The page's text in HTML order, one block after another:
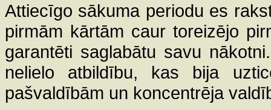
Attiecīgo sākuma periodu es
pirmām kārtām caur toreizējo
garantēti saglabātu savu
nelielo atbildību, kas bija
pašvaldībām un koncentrēja